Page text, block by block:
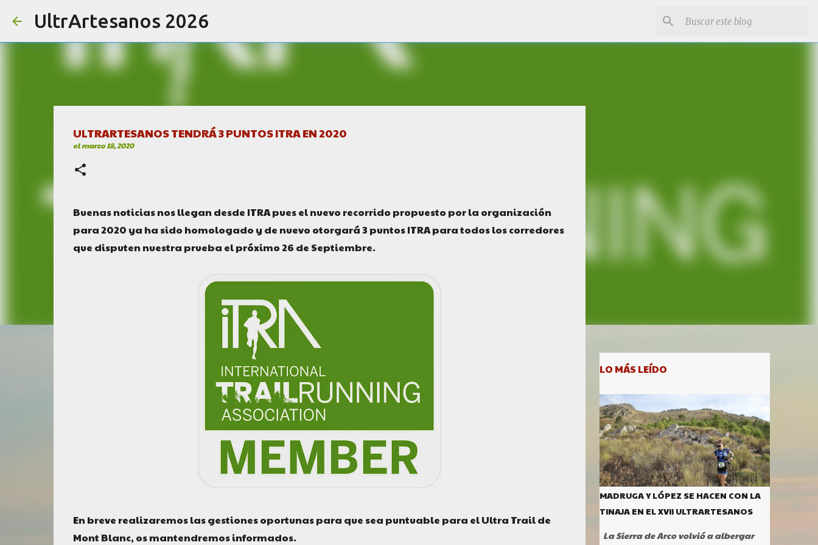
UltrArtesanos 2026
ULTRARTESANOS TENDRÁ 3 PUNTOS ITRA EN 2020
elmarzo 18, 2020
Buenas noticias nos llegan desde ITRA pues el nuevo recorrido propuesto por la organización
para 2020 ya ha sido homologado y de nuevo otorgará 3 puntos ITRA para todos los corredores
que disputen nuestra prueba el próximo 26 de Septiembre.
En breve realizaremos las gestiones oportunas para que sea puntuable para el Ultra Trail de
Mont Blanc, os mantendremos informados.
LO MÁS LEÍDO
MADRUGA Y LÓPEZ SE HACEN CON LA
TINAJA EN EL XVII ULTRARTESANOS
La Sierra de Arco volvió a albergar